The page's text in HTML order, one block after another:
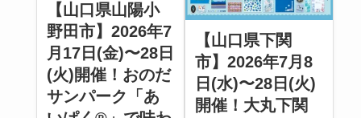
【山口県山陽小
野田市】2026年7
月17日(金)〜28日
(火)開催！おのだ
サンパーク「あ
【山口県下関
市】2026年7月8
日(水)〜28日(火)
開催！大丸下関